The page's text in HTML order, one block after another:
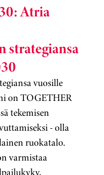
Atria
strategiansa
vuosille
on TOGETHER
tekemisen
- olla
ruokatalo.
varmistaa